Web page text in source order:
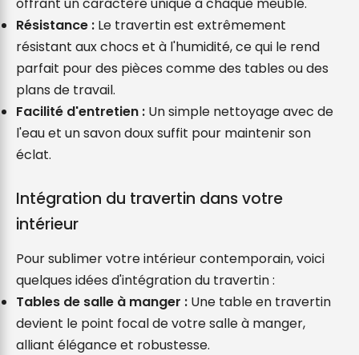
offrant un caractère unique à chaque meuble.
Résistance : Le travertin est extrêmement
résistant aux chocs et à l'humidité, ce qui le rend
parfait pour des pièces comme des tables ou des
plans de travail.
Facilité d'entretien : Un simple nettoyage avec de
l'eau et un savon doux suffit pour maintenir son
éclat.
Intégration du travertin dans votre
intérieur
Pour sublimer votre intérieur contemporain, voici
quelques idées d'intégration du travertin :
Tables de salle à manger : Une table en travertin
devient le point focal de votre salle à manger,
alliant élégance et robustesse.